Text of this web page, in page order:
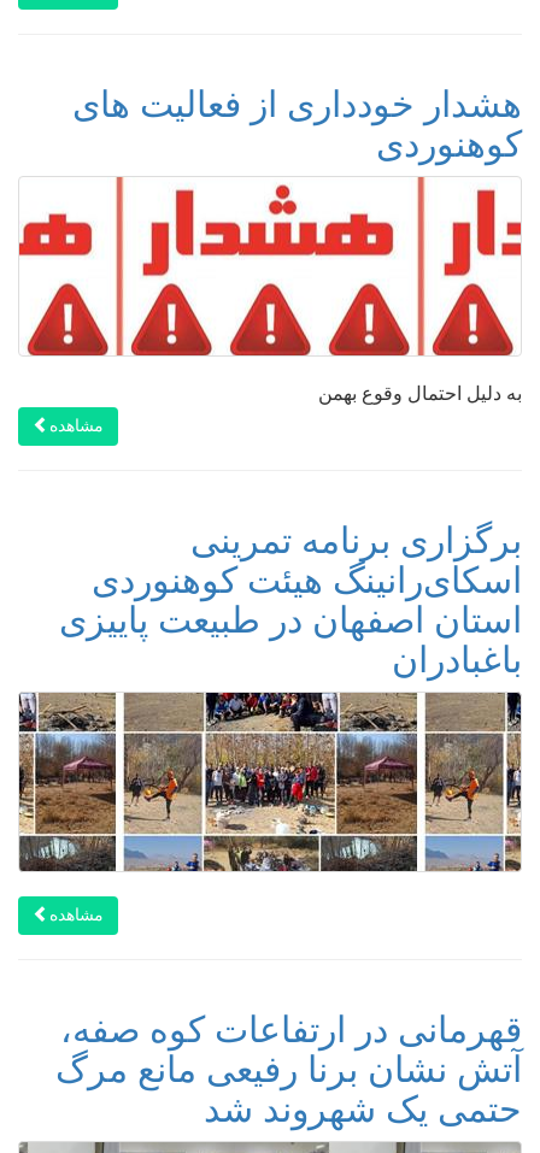
هشدار خودداری از فعالیت های
کوهنوردی
به دلیل احتمال وقوع بهمن
مشاهده
برگزاری برنامه تمرینی
اسکای‌رانینگ هیئت کوهنوردی
استان اصفهان در طبیعت پاییزی
باغبادران
مشاهده
قهرمانی در ارتفاعات کوه صفه،
آتش نشان برنا رفیعی مانع مرگ
حتمی یک شهروند شد